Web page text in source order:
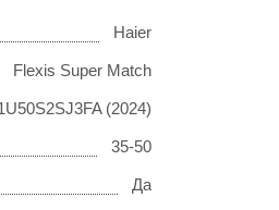
Haier
Flexis Super Match
(2024)
35-50
Да